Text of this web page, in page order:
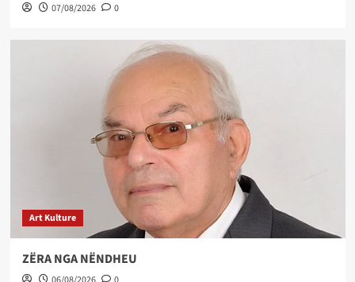
07/08/2026 0
Art Kulture
ZËRA NGA NËNDHEU